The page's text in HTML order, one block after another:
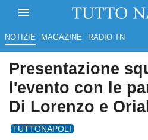
NOTIZIE MAGAZINE RADIO TN
Presentazione
l'evento con le
Di Lorenzo e
TUTTONAPOLI